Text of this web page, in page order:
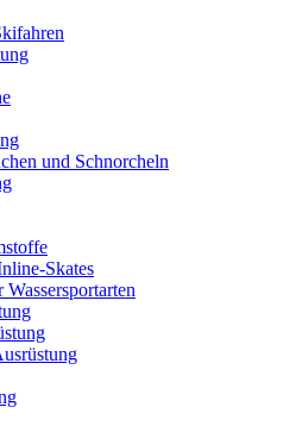
und Schnorcheln
Skates